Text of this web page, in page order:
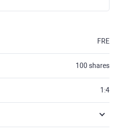
FRE
100 shares
1:4